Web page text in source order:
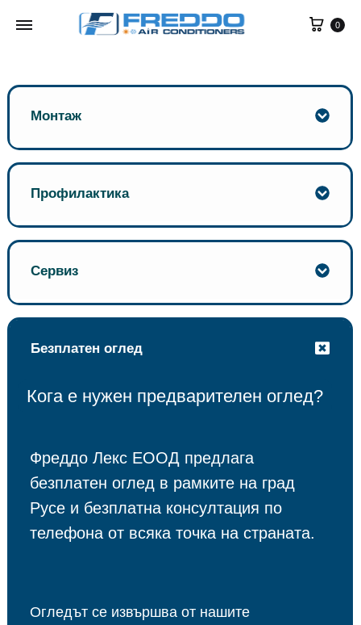
0
Монтаж
Профилактика
Сервиз
Безплатен оглед
Кога е нужен предварителен оглед?
Фреддо Лекс ЕООД предлага
безплатен оглед в рамките на град
Русе и безплатна консултация по
телефона от всяка точка на страната.
Огледът се извършва от нашите